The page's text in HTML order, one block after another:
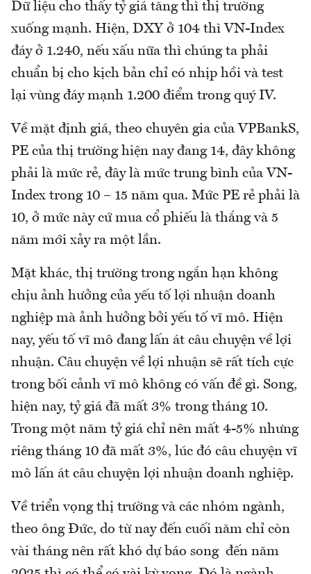
Dữ liệu cho thấy tỷ giá tăng thì thị trường
xuống mạnh. Hiện, DXY ở 104 thì VN-Index
đáy ở 1.240, nếu xấu nữa thì chúng ta phải
chuẩn bị cho kịch bản chỉ có nhịp hồi và test
lại vùng đáy mạnh 1.200 điểm trong quý IV.
Về mặt định giá, theo chuyên gia của VPBankS,
PE của thị trường hiện nay đang 14, đây không
phải là mức rẻ, đây là mức trung bình của VN-
Index trong 10 – 15 năm qua. Mức PE rẻ phải là
10, ở mức này cứ mua cổ phiếu là thắng và 5
năm mới xảy ra một lần.
Mặt khác, thị trường trong ngắn hạn không
chịu ảnh hưởng của yếu tố lợi nhuận doanh
nghiệp mà ảnh hưởng bởi yếu tố vĩ mô. Hiện
nay, yếu tố vĩ mô đang lấn át câu chuyện về lợi
nhuận. Câu chuyện về lợi nhuận sẽ rất tích cực
trong bối cảnh vĩ mô không có vấn đề gì. Song,
hiện nay, tỷ giá đã mất 3% trong tháng 10.
Trong một năm tỷ giá chỉ nên mất 4-5% nhưng
riêng tháng 10 đã mất 3%, lúc đó câu chuyện vĩ
mô lấn át câu chuyện lợi nhuận doanh nghiệp.
Về triển vọng thị trường và các nhóm ngành,
theo ông Đức, do từ nay đến cuối năm chỉ còn
vài tháng nên rất khó dự báo song đến năm